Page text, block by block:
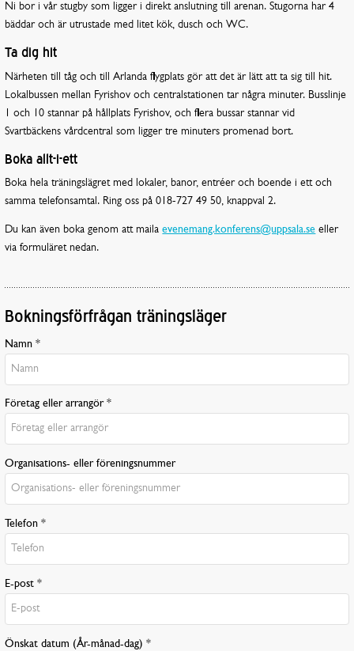
Ni bor i vår stugby som ligger i direkt anslutning till arenan. Stugorna har 4
bäddar och är utrustade med litet kök, dusch och WC.
Ta dig hit
Närheten till tåg och till Arlanda flygplats gör att det är lätt att ta sig till hit.
Lokalbussen mellan Fyrishov och centralstationen tar några minuter. Busslinje
1 och 10 stannar på hållplats Fyrishov, och flera bussar stannar vid
Svartbäckens vårdcentral som ligger tre minuters promenad bort.
Boka allt-i-ett
Boka hela träningslägret med lokaler, banor, entréer och boende i ett och
samma telefonsamtal. Ring oss på 018-727 49 50, knappval 2.
Du kan även boka genom att mailaevenemang.konferens@uppsala.se eller
via formuläret nedan.
Bokningsförfrågan träningsläger
Namn *
Företag eller arrangör *
Organisations- eller föreningsnummer
Telefon *
E-post *
Önskat datum (År-månad-dag) *